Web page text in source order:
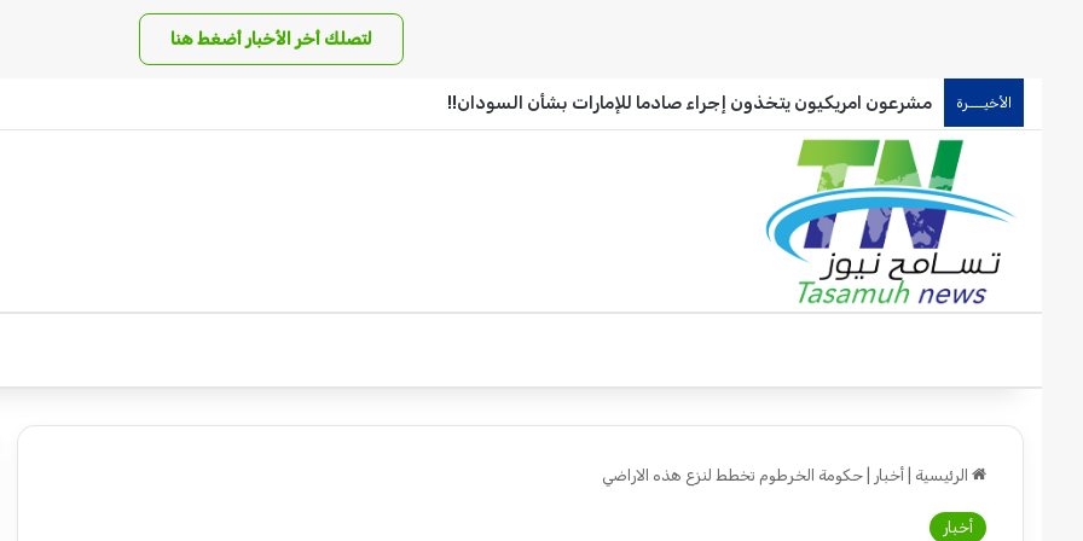
لتصلك أخر الأخبار أضغط هنا
الأخيـــرة مشرعون امريكيون يتخذون إجراء صادما للإمارات بشأن السودان!!
الرئيسية أخبار حكومة الخرطوم تخطط لنزع هذه الاراضي
أخبار